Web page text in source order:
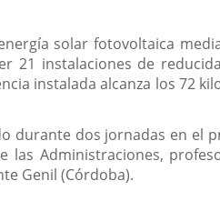
solar fotovoltaica
21 instalaciones de
instalada alcanza los 72
durante dos jornadas en
Administraciones,
Genil (Córdoba).